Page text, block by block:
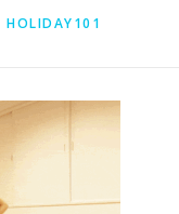
HOLIDAY101